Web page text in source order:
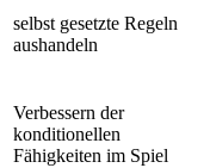
selbst gesetzte Regeln
aushandeln
Verbessern der
konditionellen
Fähigkeiten im Spiel